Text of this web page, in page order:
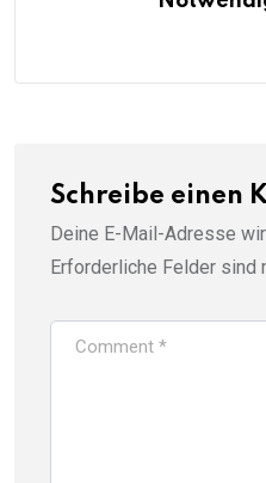
Schreibe einen
Deine E-Mail-Adresse
Erforderliche Felder sind